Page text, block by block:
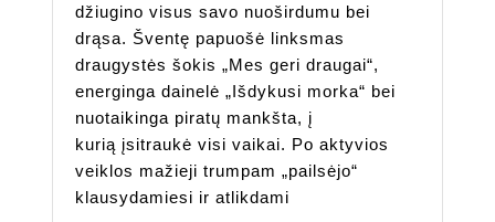
džiugino visus savo nuoširdumu bei
drąsa. Šventę papuošė linksmas
draugystės šokis „Mes geri draugai“,
energinga dainelė „Išdykusi morka“ bei
nuotaikinga piratų mankšta, į
kurią įsitraukė visi vaikai. Po aktyvios
veiklos mažieji trumpam „pailsėjo“
klausydamiesi ir atlikdami